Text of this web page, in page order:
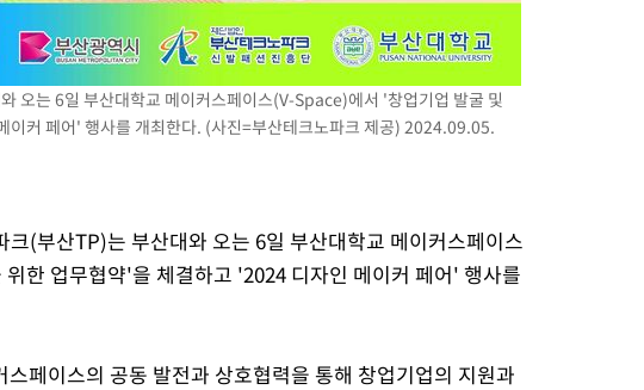
오는 6일 부산대학교 메이커스페이스(V-Space)에서 '창업기업 발굴 및
이커 페어' 행사를 개최한다. (사진=부산테크노파크 제공) 2024.09.05.
(부산TP)는 부산대와 오는 6일 부산대학교 메이커스페이스
한 업무협약'을 체결하고 '2024 디자인 메이커 페어' 행사를
페이스의 공동 발전과 상호협력을 통해 창업기업의 지원과